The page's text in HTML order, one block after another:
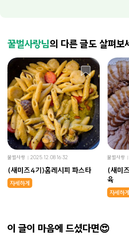
꿀벌사랑님의 다른 글도 살펴보
꿀벌사랑 2025.12.08 16:32
(새미즈4기)홈레시피 파스타
자세하게
꿀벌사랑
(새미
육
자세하게
이 글이 마음에 드셨다면😍